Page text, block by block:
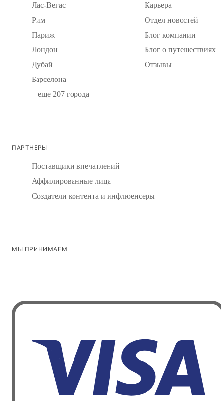
Лас-Вегас
Рим
Париж
Лондон
Дубай
Барселона
+ еще 207 города
Карьера
Отдел новостей
Блог компании
Блог о путешествиях
Отзывы
ПАРТНЕРЫ
Поставщики впечатлений
Аффилированные лица
Создатели контента и инфлюенсеры
МЫ ПРИНИМАЕМ